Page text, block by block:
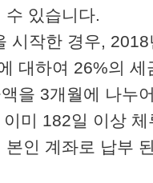
수 있습니다.
시작한 경우,
대하여 26%의
을 3개월에 나누
미 182일 이상
인 계좌로 납부